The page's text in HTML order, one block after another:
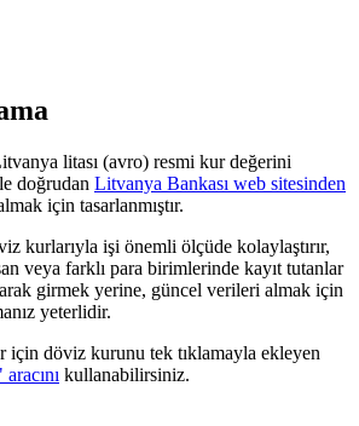
litası (avro) resmi kur değerini
doğrudan Litvanya Bankası web sitesinden
için tasarlanmıştır.
kurlarıyla işi önemli ölçüde kolaylaştırır,
veya farklı para birimlerinde kayıt tutanlar
girmek yerine, güncel verileri almak için
yeterlidir.
için döviz kurunu tek tıklamayla ekleyen
kullanabilirsiniz.